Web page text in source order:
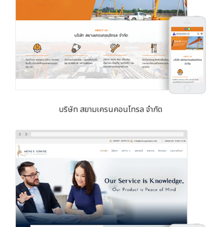
บริษัท สยามเครนคอนโทรล จำกัด